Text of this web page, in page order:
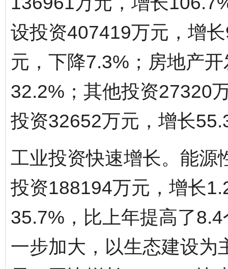
设投资407419万元，增
元，下降7.3%；房地产
32.2%；其他投资27320
投资32652万元，增长
工业投资快速增长。能源
投资188194万元，增长
35.7%，比上年提高了
一步加大，以生态建设为